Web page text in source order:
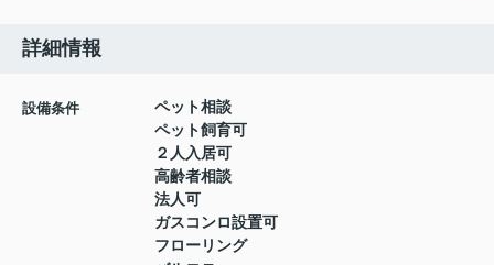
詳細情報
設備条件
ペット相談
ペット飼育可
２人入居可
高齢者相談
法人可
ガスコンロ設置可
フローリング